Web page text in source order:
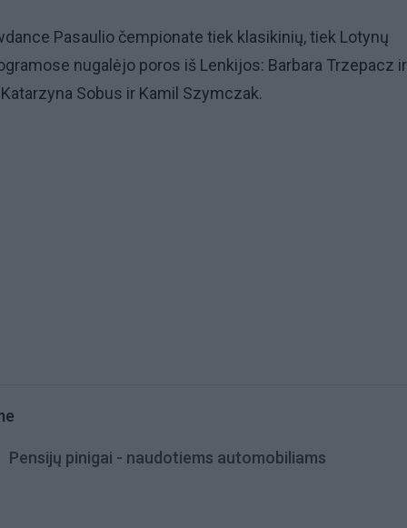
Pasaulio čempionate tiek klasikinių, tiek Lotynų
nugalėjo poros iš Lenkijos: Barbara Trzepacz ir
Sobus ir Kamil Szymczak.
Pensijų pinigai - naudotiems automobiliams